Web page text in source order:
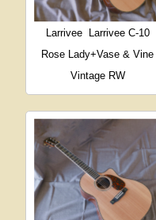
Larrivee
Larrivee C-10
Rose Lady+Vase & Vine
Vintage RW